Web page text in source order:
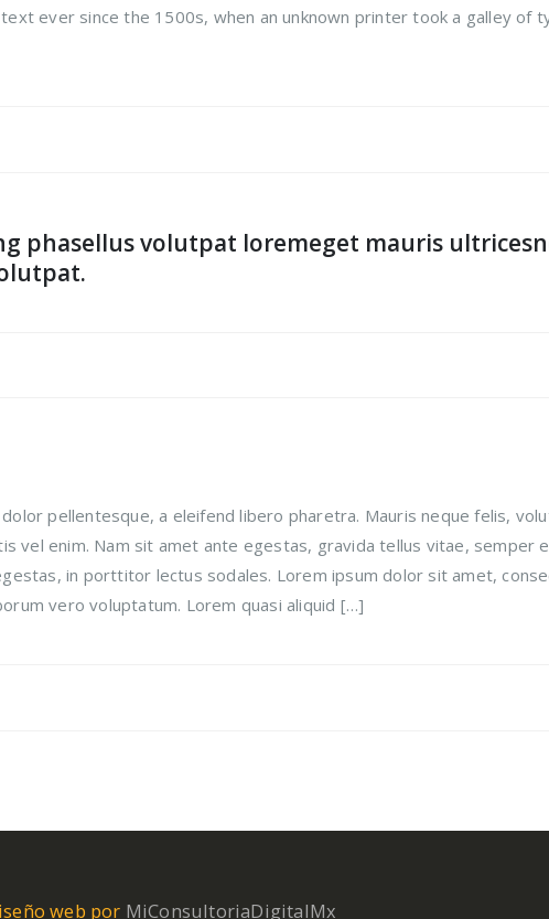
ever since the 1500s, when an unknown printer took a galley of
phasellus volutpat loremeget mauris
pellentesque, a eleifend libero pharetra. Mauris neque felis,
vel enim. Nam sit amet ante egestas, gravida tellus vitae, semper
in porttitor lectus sodales. Lorem ipsum dolor sit amet,
vero voluptatum. Lorem quasi aliquid […]
web por MiConsultoriaDigitalMx